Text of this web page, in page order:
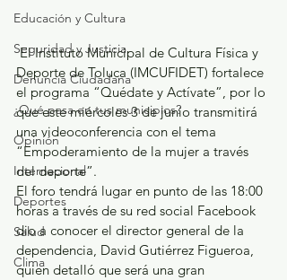
Educación y Cultura
Seguridad y Justicia
Denuncia Ciudadana
¿Qué pasa en tus municipios?
Opinión
Internacional
Deportes
Salud
Clima
El Instituto Municipal de Cultura Física y
Deporte de Toluca (IMCUFIDET) fortalece
el programa “Quédate y Actívate”, por lo
que este miércoles 3 de junio transmitirá
una videoconferencia con el tema
“Empoderamiento de la mujer a través
del deporte”.
El foro tendrá lugar en punto de las 18:00
horas a través de su red social Facebook
dio a conocer el director general de la
dependencia, David Gutiérrez Figueroa,
quien detalló que será una gran